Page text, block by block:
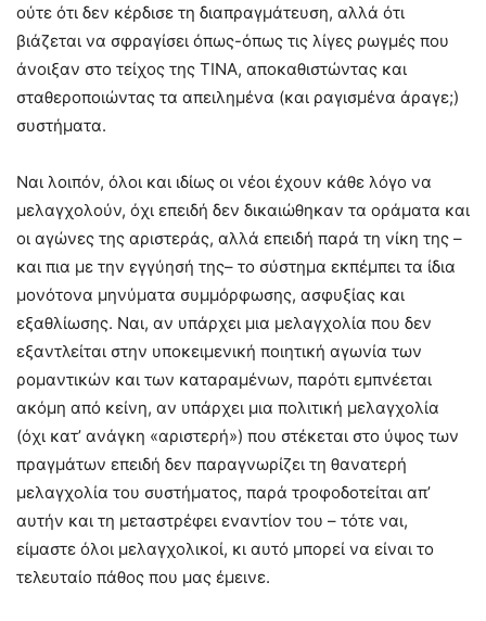
ούτε ότι δεν κέρδισε τη διαπραγμάτευση, αλλά ότι
βιάζεται να σφραγίσει όπως-όπως τις λίγες ρωγμές που
άνοιξαν στο τείχος της ΤΙΝΑ, αποκαθιστώντας και
σταθεροποιώντας τα απειλημένα (και ραγισμένα άραγε;)
συστήματα.
Ναι λοιπόν, όλοι και ιδίως οι νέοι έχουν κάθε λόγο να
μελαγχολούν, όχι επειδή δεν δικαιώθηκαν τα οράματα και
οι αγώνες της αριστεράς, αλλά επειδή παρά τη νίκη της –
και πια με την εγγύησή της– το σύστημα εκπέμπει τα ίδια
μονότονα μηνύματα συμμόρφωσης, ασφυξίας και
εξαθλίωσης. Ναι, αν υπάρχει μια μελαγχολία που δεν
εξαντλείται στην υποκειμενική ποιητική αγωνία των
ρομαντικών και των καταραμένων, παρότι εμπνέεται
ακόμη από κείνη, αν υπάρχει μια πολιτική μελαγχολία
(όχι κατ’ ανάγκη «αριστερή») που στέκεται στο ύψος των
πραγμάτων επειδή δεν παραγνωρίζει τη θανατερή
μελαγχολία του συστήματος, παρά τροφοδοτείται απ’
αυτήν και τη μεταστρέφει εναντίον του – τότε ναι,
είμαστε όλοι μελαγχολικοί, κι αυτό μπορεί να είναι το
τελευταίο πάθος που μας έμεινε.